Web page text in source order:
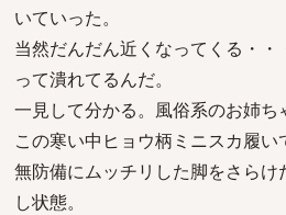
いていった。
当然だんだん近くなってくる・
って潰れてるんだ。
一見して分かる。風俗系のお姉ち
この寒い中ヒョウ柄ミニスカ履い
無防備にムッチリした脚をさらけ
し状態。